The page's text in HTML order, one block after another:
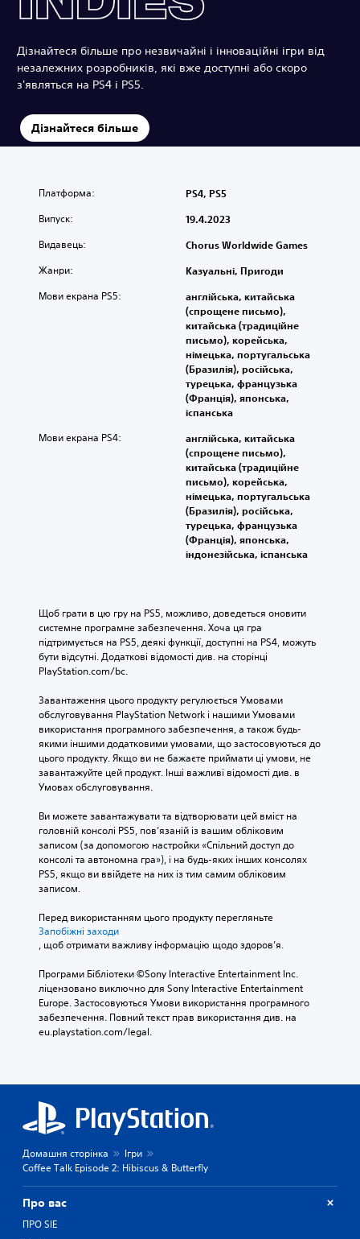
Дізнайтеся більше про незвичайні і інноваційні ігри від
незалежних розробників, які вже доступні або скоро
з'являться на PS4 і PS5.
Дізнайтеся більше
Платформа: PS4, PS5
Випуск: 19.4.2023
Видавець: Chorus Worldwide Games
Жанри: Казуальні, Пригоди
Мови екрана PS5:
англійська, китайська
(спрощене письмо),
китайська (традиційне
письмо), корейська,
німецька, португальська
(Бразилія), російська,
турецька, французька
(Франція), японська,
іспанська
Мови екрана PS4:
англійська, китайська
(спрощене письмо),
китайська (традиційне
письмо), корейська,
німецька, португальська
(Бразилія), російська,
турецька, французька
(Франція), японська,
індонезійська, іспанська
Щоб грати в цю гру на PS5, можливо, доведеться оновити
системне програмне забезпечення. Хоча ця гра
підтримується на PS5, деякі функції, доступні на PS4, можуть
бути відсутні. Додаткові відомості див. на сторінці
PlayStation.com/bc.
Завантаження цього продукту регулюється Умовами
обслуговування PlayStation Network і нашими Умовами
використання програмного забезпечення, а також будь-
якими іншими додатковими умовами, що застосовуються до
цього продукту. Якщо ви не бажаєте приймати ці умови, не
завантажуйте цей продукт. Інші важливі відомості див. в
Умовах обслуговування.
Ви можете завантажувати та відтворювати цей вміст на
головній консолі PS5, пов’язаній із вашим обліковим
записом (за допомогою настройки «Спільний доступ до
консолі та автономна гра»), і на будь-яких інших консолях
PS5, якщо ви ввійдете на них із тим самим обліковим
записом.
Перед використанням цього продукту перегляньте
Запобіжні заходи
, щоб отримати важливу інформацію щодо здоров’я.
Програми Бібліотеки ©Sony Interactive Entertainment Inc.
ліцензовано виключно для Sony Interactive Entertainment
Europe. Застосовуються Умови використання програмного
забезпечення. Повний текст прав використання див. на
eu.playstation.com/legal.
Домашня сторінка
Ігри
Coffee Talk Episode 2: Hibiscus & Butterfly
Про вас
ПРО SIE